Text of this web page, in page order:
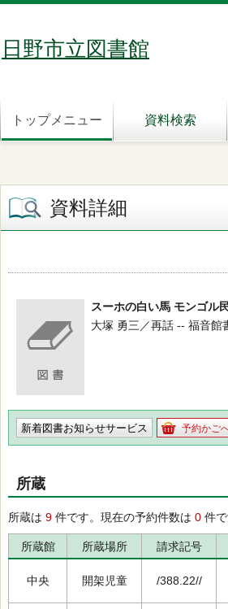
日野市立図書館
トップメニュー 資料検索
資料詳細
スーホの白い馬 モンゴル
大塚 勇三／再話 -- 福音
新着図書お知らせサービス 予約かご
所蔵
所蔵は 9 件です。現在の予約件数は 0 件で
所蔵館 所蔵場所 請求記号
中央 開架児童 /388.22//